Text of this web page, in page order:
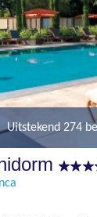
Uitstekend 274